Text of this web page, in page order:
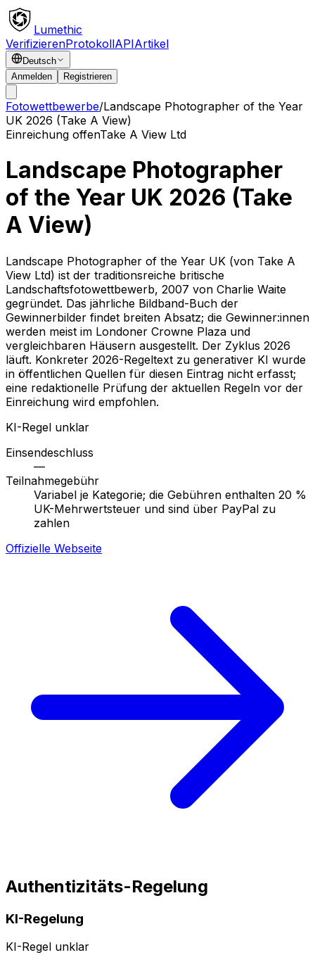
Lumethic
VerifizierenProtokollAPIArtikel
Deutsch
Anmelden
Registrieren
Fotowettbewerbe/Landscape Photographer of the Year
UK 2026 (Take A View)
Einreichung offenTake A View Ltd
Landscape Photographer
of the Year UK 2026 (Take
A View)
Landscape Photographer of the Year UK (von Take A
View Ltd) ist der traditionsreiche britische
Landschaftsfotowettbewerb, 2007 von Charlie Waite
gegründet. Das jährliche Bildband-Buch der
Gewinnerbilder findet breiten Absatz; die Gewinner:innen
werden meist im Londoner Crowne Plaza und
vergleichbaren Häusern ausgestellt. Der Zyklus 2026
läuft. Konkreter 2026-Regeltext zu generativer KI wurde
in öffentlichen Quellen für diesen Eintrag nicht erfasst;
eine redaktionelle Prüfung der aktuellen Regeln vor der
Einreichung wird empfohlen.
KI-Regel unklar
Einsendeschluss
—
Teilnahmegebühr
Variabel je Kategorie; die Gebühren enthalten 20 %
UK-Mehrwertsteuer und sind über PayPal zu
zahlen
Offizielle Webseite
Authentizitäts-Regelung
KI-Regelung
KI-Regel unklar